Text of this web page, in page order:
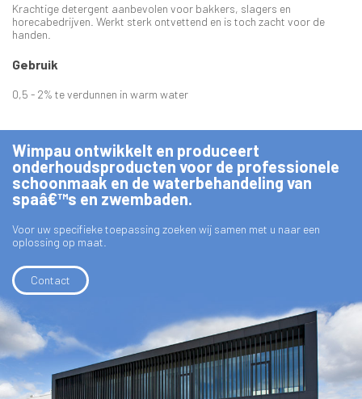
Krachtige detergent aanbevolen voor bakkers, slagers en
horecabedrijven. Werkt sterk ontvettend en is toch zacht voor de
handen.
Gebruik
0,5 - 2% te verdunnen in warm water
Wimpau ontwikkelt en produceert
onderhoudsproducten voor de professionele
schoonmaak en de waterbehandeling van
spaâ€™s en zwembaden.
Voor uw specifieke toepassing zoeken wij samen met u naar een
oplossing op maat.
Contact